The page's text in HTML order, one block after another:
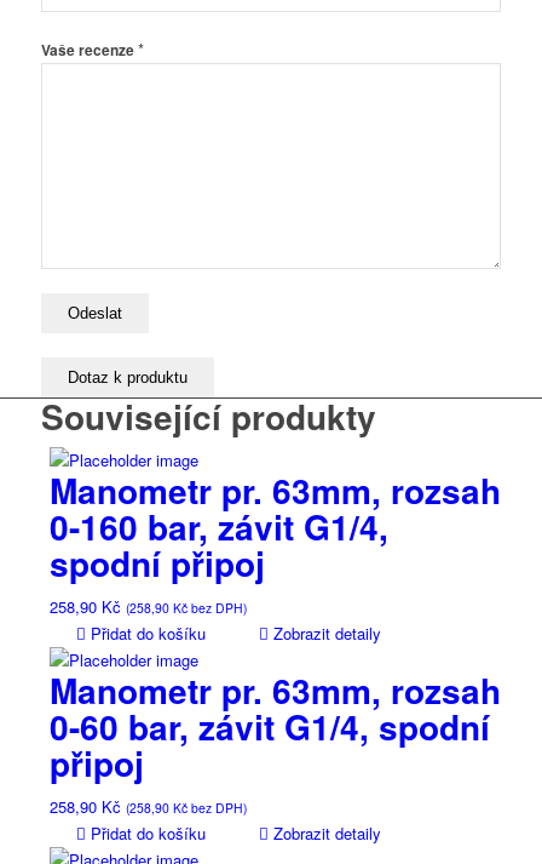
Vaše recenze*
Související produkty
Manometr pr. 63mm, rozsah
0-160 bar, závit G1/4,
spodní připoj
258,90 Kč (258,90 Kčbez DPH)
Přidat do košíku Zobrazit detaily
Manometr pr. 63mm, rozsah
0-60 bar, závit G1/4, spodní
připoj
258,90 Kč (258,90 Kčbez DPH)
Přidat do košíku Zobrazit detaily